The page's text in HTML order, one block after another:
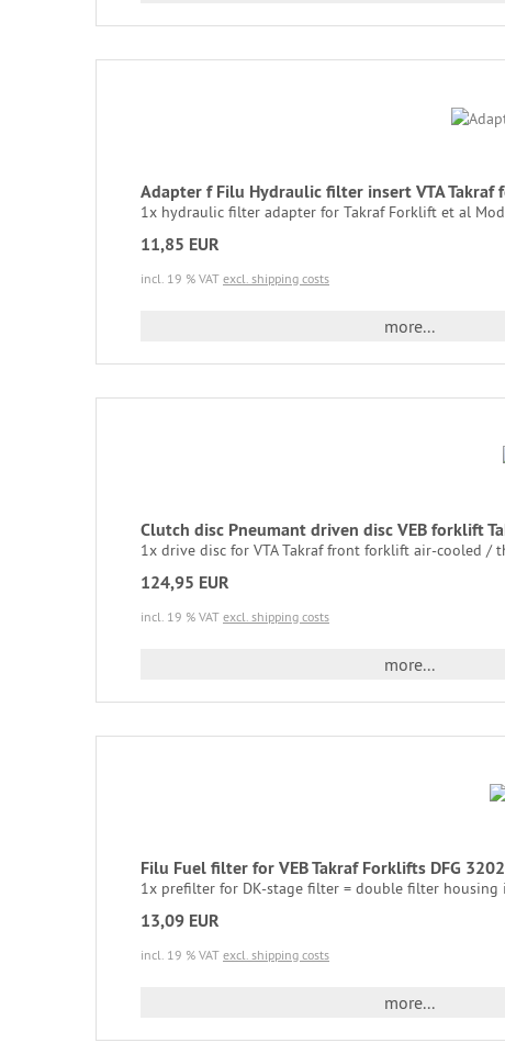
Adapter f Filu Hydraulic filter insert VTA
1x hydraulic filter adapter for Takraf Forklift et al
11,85 EUR
incl. 19 % VAT excl. shipping costs
more...
Clutch disc Pneumant driven disc VEB forklift
1x drive disc for VTA Takraf front forklift air-cooled /
124,95 EUR
incl. 19 % VAT excl. shipping costs
more...
Filu Fuel filter for VEB Takraf Forklifts DFG
1x prefilter for DK-stage filter = double filter housing
13,09 EUR
incl. 19 % VAT excl. shipping costs
more...